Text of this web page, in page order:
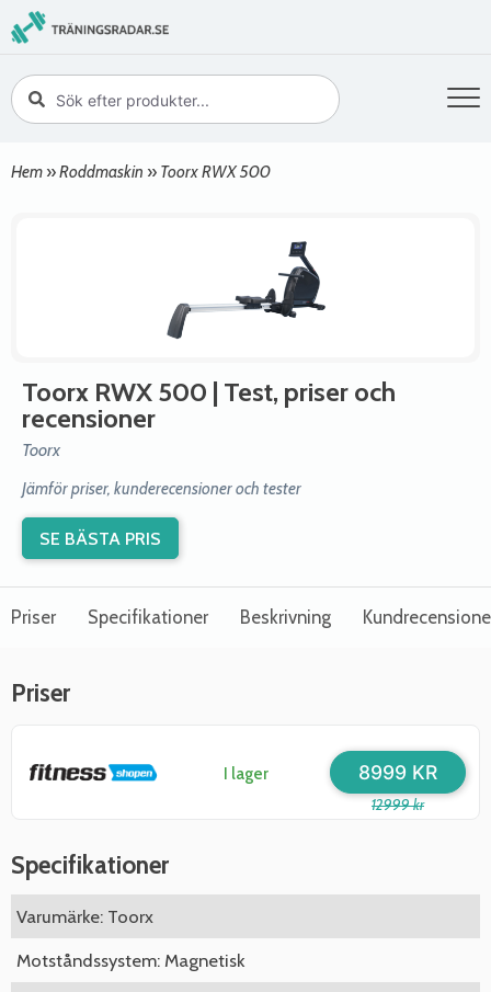
Hem »Roddmaskin » Toorx RWX 500
Toorx RWX 500 | Test, priser och
recensioner
Toorx
Jämför priser, kunderecensioner och tester
SE BÄSTA PRIS
Priser Specifikationer Beskrivning
Priser
I lager
12999 kr
8999 KR
Specifikationer
Varumärke: Toorx
Motståndssystem: Magnetisk